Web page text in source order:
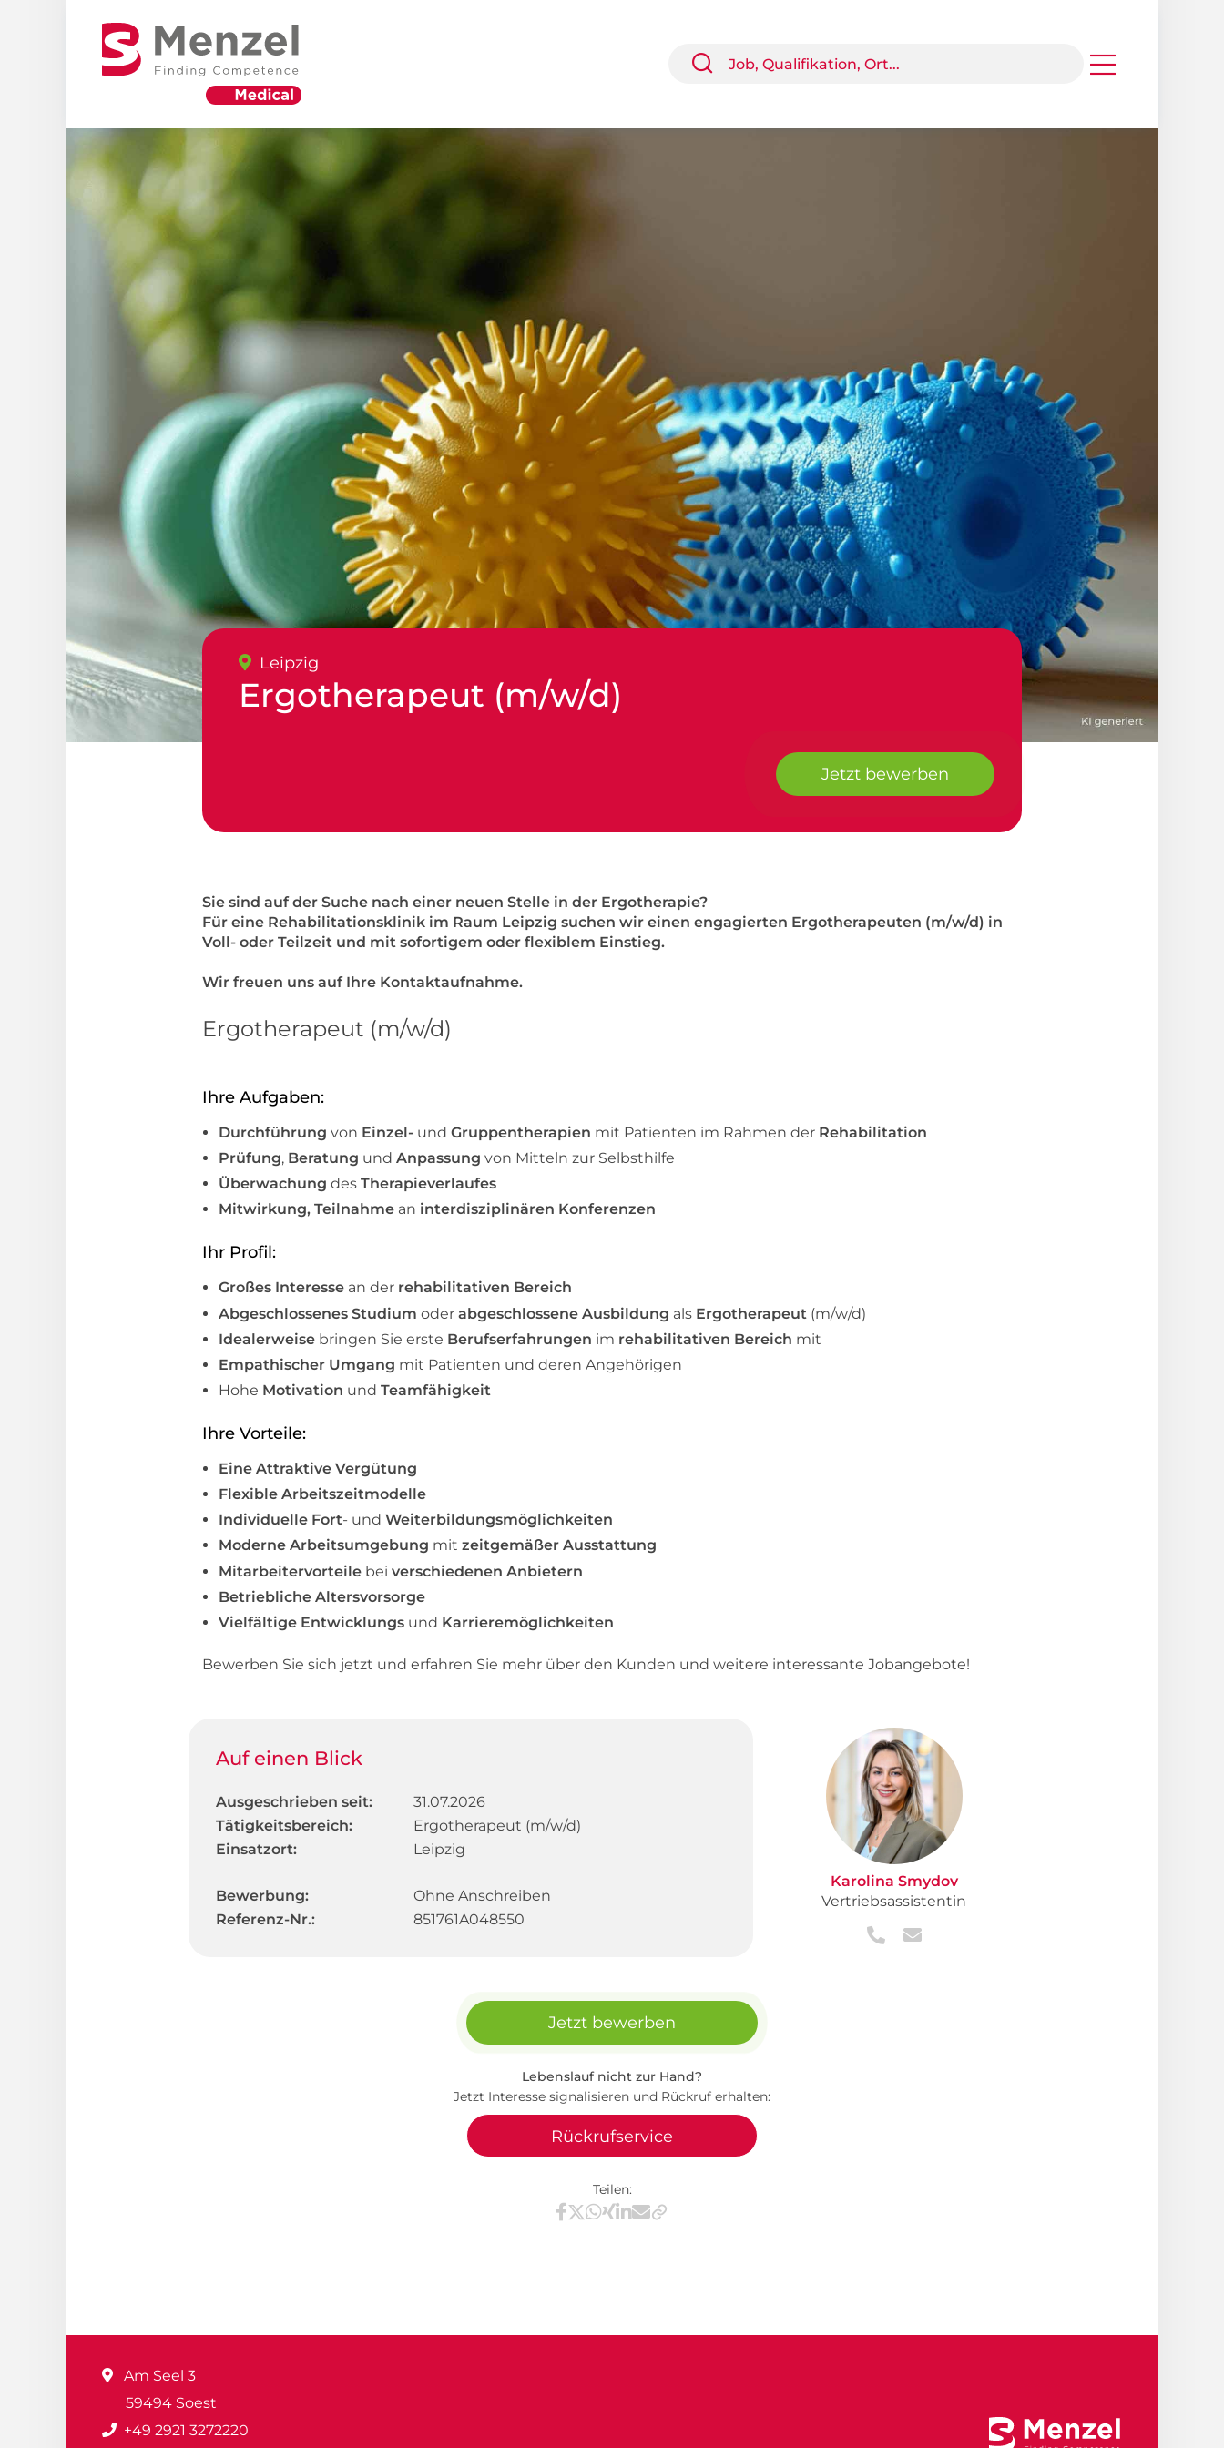
Leipzig
Ergotherapeut (m/w/d)
Jetzt bewerben
Sie sind auf der Suche nach einer neuen Stelle in der Ergotherapie?
Für eine Rehabilitationsklinik im Raum Leipzig suchen wir einen engagierten Ergotherapeuten (m/w/d) in
Voll- oder Teilzeit und mit sofortigem oder flexiblem Einstieg.
Wir freuen uns auf Ihre Kontaktaufnahme.
Ergotherapeut (m/w/d)
Ihre Aufgaben:
Durchführung von Einzel- und Gruppentherapien mit Patienten im Rahmen der Rehabilitation
Prüfung, Beratung und Anpassung von Mitteln zur Selbsthilfe
Überwachung des Therapieverlaufes
Mitwirkung, Teilnahme an interdisziplinären Konferenzen
Ihr Profil:
Großes Interesse an der rehabilitativen Bereich
Abgeschlossenes Studium oder abgeschlossene Ausbildung als Ergotherapeut (m/w/d)
Idealerweise bringen Sie erste Berufserfahrungen im rehabilitativen Bereich mit
Empathischer Umgang mit Patienten und deren Angehörigen
Hohe Motivation und Teamfähigkeit
Ihre Vorteile:
Eine Attraktive Vergütung
Flexible Arbeitszeitmodelle
Individuelle Fort- und Weiterbildungsmöglichkeiten
Moderne Arbeitsumgebung mit zeitgemäßer Ausstattung
Mitarbeitervorteile bei verschiedenen Anbietern
Betriebliche Altersvorsorge
Vielfältige Entwicklungs und Karrieremöglichkeiten
Bewerben Sie sich jetzt und erfahren Sie mehr über den Kunden und weitere interessante Jobangebote!
Auf einen Blick
Ausgeschrieben seit:
31.07.2026
Tätigkeitsbereich:
Ergotherapeut (m/w/d)
Einsatzort:
Leipzig
Bewerbung:
Ohne Anschreiben
Referenz-Nr.:
851761A048550
Karolina Smydov
Vertriebsassistentin
Jetzt bewerben
Lebenslauf nicht zur Hand?
Jetzt Interesse signalisieren und Rückruf erhalten:
Rückrufservice
Teilen:
Teilen via Facebook
Teilen via X / Twitter
Teilen via WhatsApp
Teilen via Xing
Teilen via LinkedIn
Teilen via E-Mail
Am Seel 3
59494 Soest
+49 2921 3272220